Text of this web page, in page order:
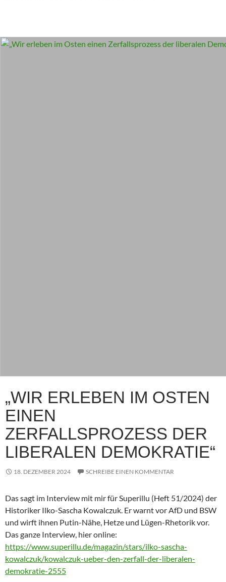
„WIR ERLEBEN IM OSTEN
EINEN
ZERFALLSPROZESS DER
LIBERALEN DEMOKRATIE“
18. DEZEMBER 2024 SCHREIBE EINEN KOMMENTAR
Das sagt im Interview mit mir für Superillu (Heft 51/2024) der
Historiker Ilko-Sascha Kowalczuk. Er warnt vor AfD und BSW
und wirft ihnen Putin-Nähe, Hetze und Lügen-Rhetorik vor.
Das ganze Interview, hier online:
https://www.superillu.de/magazin/stars/ilko-sascha-
kowalczuk/kowalczuk-ueber-den-zerfall-der-liberalen-
demokratie-2555